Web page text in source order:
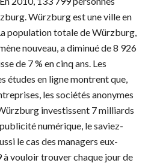
Würzburg est une ville en
population totale de Würzburg,
nouveau, a diminué de 8 926
de 7 % en cinq ans. Les
études en ligne montrent que,
les sociétés anonymes
investissent 7 milliards
numérique, le saviez-
le cas des managers eux-
à vouloir trouver chaque jour de